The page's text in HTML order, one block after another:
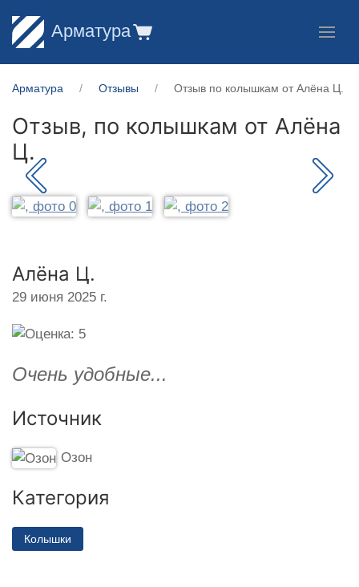
Арматура
Арматура Отзывы Отзыв по колышкам от Алёна Ц.
Отзыв, по колышкам от Алёна
Ц.
Алёна Ц.
29 июня 2025 г.
Очень удобные...
Источник
Озон
Категория
Колышки